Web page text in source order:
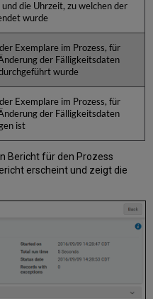
die Uhrzeit, zu welchen der
wurde
Exemplare im Prozess, für
der Fälligkeitsdaten
wurde
Exemplare im Prozess, für
der Fälligkeitsdaten
ist
Bericht für den Prozess
erscheint und zeigt die